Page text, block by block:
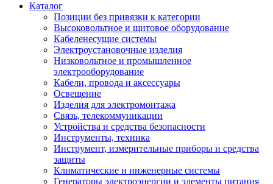
Каталог
Позиции без привязки к категории
Высоковольтное и щитовое оборудование
Кабеленесущие системы
Электроустановочные изделия
Низковольтное и промышленное
электрооборудование
Кабели, провода и аксессуары
Освещение
Изделия для электромонтажа
Связь, телекоммуникации
Устройства и средства безопасности
Инструменты, техника
Инструмент, измерительные приборы и средства
защиты
Климатические и инженерные системы
Генераторы электроэнергии и элементы питания